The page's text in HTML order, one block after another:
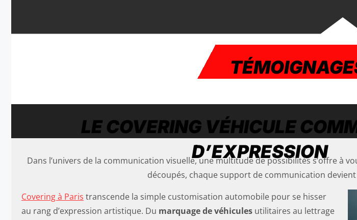
LE COVERING VÉHICULE
D’EXPRESSION
Dans l’univers de la communication visuelle, une multitude de possibilités s’offre à
découpés, chaque support de communication
Covering à Paris transcende la simple customisation automobile pour se hisser
au rang d’expression artistique. Du marquage de véhicules utilitaires au lettrage